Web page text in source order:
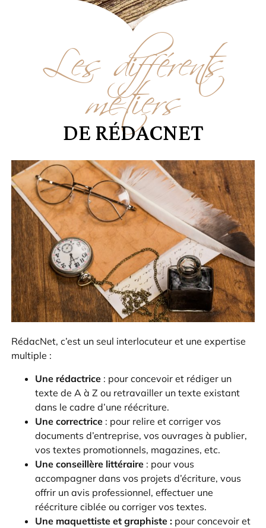
Les différents
métiers
DE RÉDACNET
RédacNet, c’est un seul interlocuteur et une expertise
multiple :
Une rédactrice: pour concevoir et rédiger un
texte de A à Z ou retravailler un texte existant
dans le cadre d’une réécriture.
Une correctrice: pour relire et corriger vos
documents d’entreprise, vos ouvrages à publier,
vos textes promotionnels, magazines, etc.
Une conseillère littéraire: pour vous
accompagner dans vos projets d’écriture, vous
offrir un avis professionnel, effectuer une
réécriture ciblée ou corriger vos textes.
Une maquettiste et graphiste : pour concevoir et